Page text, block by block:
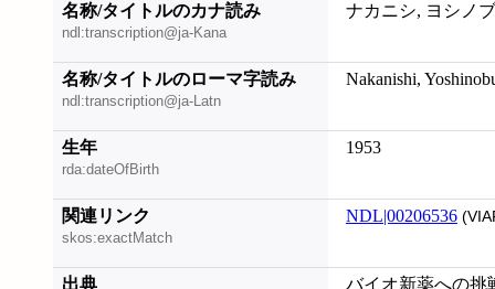
名称/タイトルのカナ読み
ndl:transcription@ja-Kana
ナカニシ, ヨシノ
名称/タイトルのローマ字読み
ndl:transcription@ja-Latn
Nakanishi,
生年
rda:dateOfBirth
1953
関連リンク
skos:exactMatch
NDL|00206536
出典
バイオ新薬への挑